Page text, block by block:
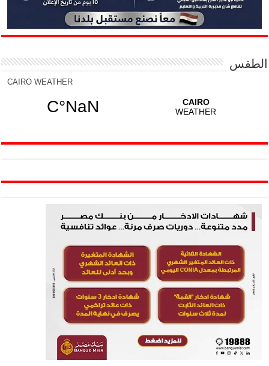
الطقس
CAIRO WEATHER